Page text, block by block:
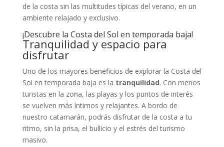
de la costa sin las multitudes típicas del verano, en un
ambiente relajado y exclusivo.
¡Descubre la Costa del Sol en temporada baja!
Tranquilidad y espacio para
disfrutar
Uno de los mayores beneficios de explorar la Costa del
Sol en temporada baja es la tranquilidad. Con menos
turistas en la zona, las playas y los puntos de interés
se vuelven más íntimos y relajantes. A bordo de
nuestro catamarán, podrás disfrutar de la costa a tu
ritmo, sin la prisa, el bullicio y el estrés del turismo
masivo.